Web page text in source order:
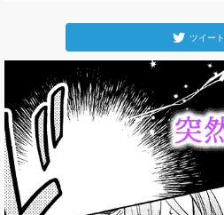
ツイート